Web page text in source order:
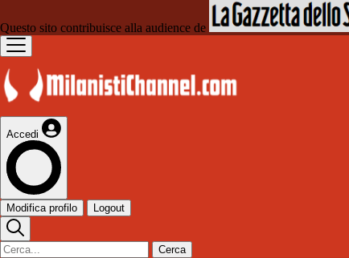
Questo sito contribuisce alla audience de
Accedi
Modifica profilo Logout
Cerca